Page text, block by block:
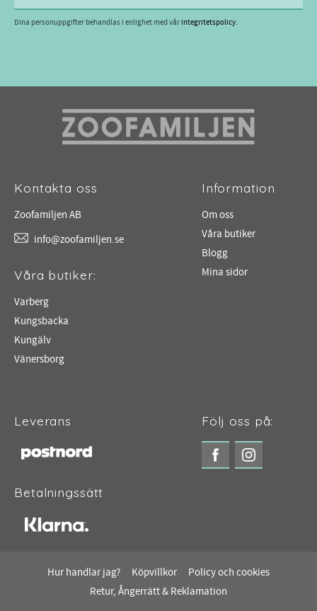
Dina personuppgifter behandlas i enlighet med vårintegritetspolicy.
Kontakta oss
Zoofamiljen AB
info@zoofamiljen.se
Våra butiker:
Varberg
Kungsbacka
Kungälv
Vänersborg
Information
Om oss
Våra butiker
Blogg
Mina sidor
Leverans
Betalningssätt
Följ oss på:
Hur handlar jag? Köpvillkor
Policy och cookies
Retur, Ångerrätt & Reklamation